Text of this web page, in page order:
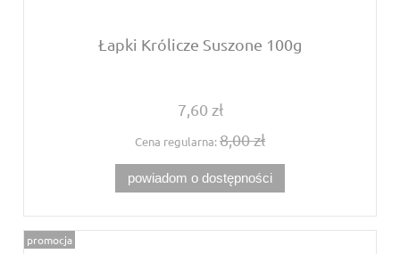
Łapki Królicze Suszone 100g
7,60 zł
Cena regularna:8,00 zł
powiadom o dostępności
promocja